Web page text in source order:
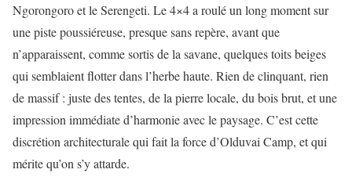
Ngorongoro et le Serengeti. Le 4×4 a roulé un long moment sur
une piste poussiéreuse, presque sans repère, avant que
n’apparaissent, comme sortis de la savane, quelques toits beiges
qui semblaient flotter dans l’herbe haute. Rien de clinquant, rien
de massif : juste des tentes, de la pierre locale, du bois brut, et une
impression immédiate d’harmonie avec le paysage. C’est cette
discrétion architecturale qui fait la force d’Olduvai Camp, et qui
mérite qu’on s’y attarde.